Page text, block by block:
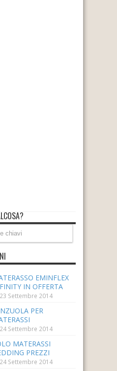
EMINFLEX
IN OFFERTA
23 Settembre 2014
PER
24 Settembre 2014
MATERASSI
PREZZI
24 Settembre 2014